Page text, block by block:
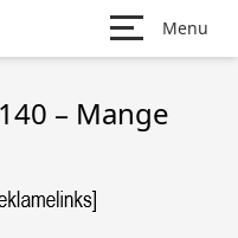
Menu
– Mange